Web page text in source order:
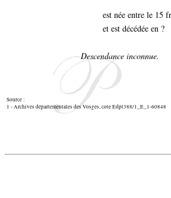
est née entre le 15
et est décédée en ?
Descendance inconnue.
Source :
1 - Archives départementales des Vosges, cote Edpt388/1_E_1-60848